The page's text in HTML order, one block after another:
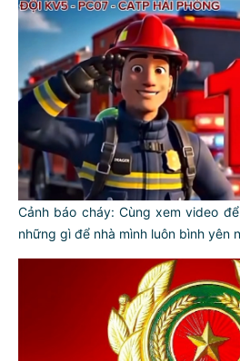
Cảnh báo cháy: Cùng xem video
những gì để nhà mình luôn bình yên